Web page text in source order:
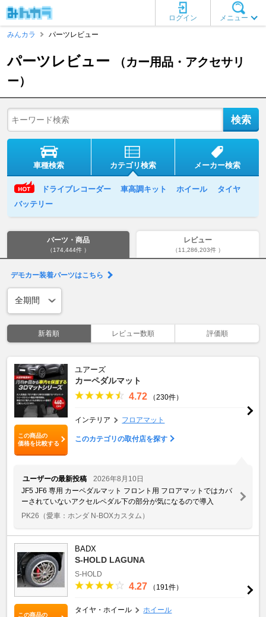
メニュー
ログイン
みんカラ
パーツレビュー
パーツレビュー
（カー用品・アクセサリ
ー）
車種検索 カテゴリ検索 メーカー検索
ドライブレコーダー 車高調キット ホイール
タイヤ
バッテリー
パーツ・商品
（174,444件 ）
レビュー
（11,286,203件 ）
デモカー装着パーツはこちら
新着順 レビュー数順 評価順
この商品の
価格を比較する
ユアーズ
カーペダルマット
4.72 （230件）
インテリア フロアマット
このカテゴリの取付店を探す
ユーザーの最新投稿
2026年8月10日
JF5 JF6 専用 カーペダルマット フロント用 フロアマットではカバ
ーされていないアクセルペダル下の部分が気になるので導入
PK26 （愛車：ホンダ N-BOXカスタム）
この商品の
BADX
S-HOLD LAGUNA
S-HOLD
4.27 （191件）
タイヤ・ホイール ホイール